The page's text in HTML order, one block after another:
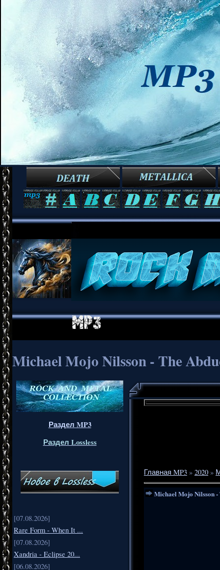
Michael Mojo Nilsson - The
Раздел MP3
Раздел Lossless
[07.08.2026]
Rare Form - When It ...
[07.08.2026]
Xandria - Eclipse 20...
[06.08.2026]
Главная MP3 » 2020 »
Michael Mojo Nilsson